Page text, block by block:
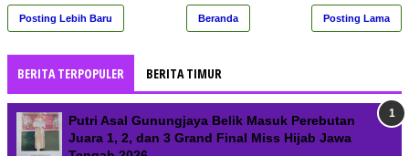
Posting Lebih Baru Posting Lama
Beranda
BERITA TERPOPULER BERITA TIMUR
Putri Asal Gunungjaya Belik Masuk Perebutan
Juara 1, 2, dan 3 Grand Final Miss Hijab Jawa